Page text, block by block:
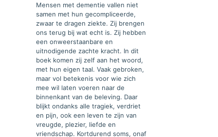
Mensen met dementie vallen niet
samen met hun gecompliceerde,
zwaar te dragen ziekte. Zij brengen
ons terug bij wat echt is. Zij hebben
een onweerstaanbare en
uitnodigende zachte kracht. In dit
boek komen zij zelf aan het woord,
met hun eigen taal. Vaak gebroken,
maar vol betekenis voor wie zich
mee wil laten voeren naar de
binnenkant van de beleving. Daar
blijkt ondanks alle tragiek, verdriet
en pijn, ook een leven te zijn van
vreugde, plezier, liefde en
vriendschap. Kortdurend soms, onaf